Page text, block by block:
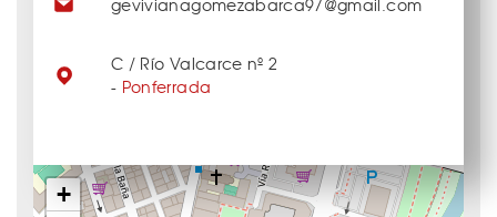
+
gevivianagomezabarca97@gmail.com
C / Río Valcarce nº 2
- Ponferrada